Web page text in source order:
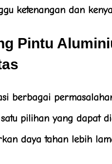
ketenangan dan
Pintu
berbagai
pilihan yang dapat
daya tahan lebih